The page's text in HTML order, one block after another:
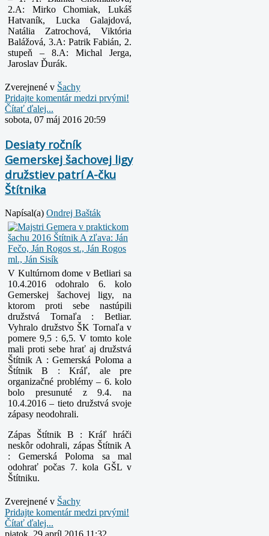
2.A: Mirko Chomiak, Lukáš
Hatvaník, Lucka Galajdová,
Natália Zatrochová, Viktória
Balážová, 3.A: Patrik Fabián, 2.
stupeň – 8.A: Michal Jerga,
Jaroslav Ďurák.
Zverejnené v Šachy
Pridajte komentár medzi prvými!
Čítať ďalej...
sobota, 07 máj 2016 20:59
Desiaty ročník
Gemerskej šachovej ligy
družstiev patrí A-čku
Štítnika
Napísal(a) Ondrej Bašták
V Kultúrnom dome v Betliari sa
10.4.2016 odohralo 6. kolo
Gemerskej šachovej ligy, na
ktorom proti sebe nastúpili
družstvá Tornaľa : Betliar.
Vyhralo družstvo ŠK Tornaľa v
pomere 9,5 : 6,5. V tomto kole
mali proti sebe hrať aj družstvá
Štítnik A : Gemerská Poloma a
Štítnik B : Kráľ, ale pre
organizačné problémy – 6. kolo
bolo presunuté z 9.4. na
10.4.2016 – tieto družstvá svoje
zápasy neodohrali.
Zápas Štítnik B : Kráľ hráči
neskôr odohrali, zápas Štítnik A
: Gemerská Poloma sa mal
odohrať počas 7. kola GŠL v
Štítniku.
Zverejnené v Šachy
Pridajte komentár medzi prvými!
Čítať ďalej...